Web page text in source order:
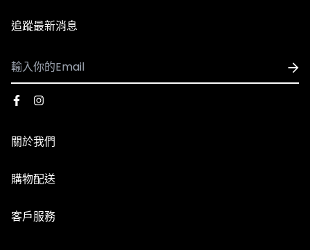
※因官網與實體門市同步銷售，若遇到商品缺貨、客訂等情
形發生，將由客服人員主動致電或發信與您聯繫，並請以收
器設定不同，因此多少會造成顏色落差，請以實際收到的商
3. 全館商品皆享有七天無條件退換貨，除私人貼身用品外
- 國際配送
1. 可配送國家：香港、澳門
2. 使用順豐速運執行配送服務，運費皆採用順豐到付，收
3. 因國際運費金額高且手續繁複，海外購物一律不受理退
【退貨說明】
關於我們
購物配送
客戶服務
追蹤最新消息